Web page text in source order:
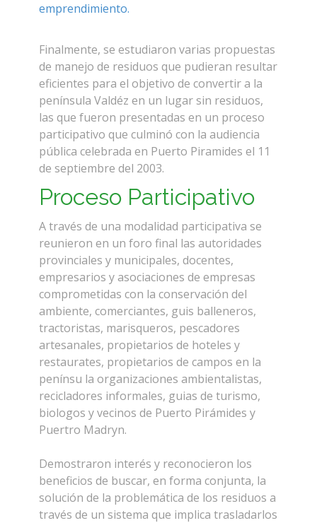
emprendimiento.
Finalmente, se estudiaron varias propuestas
de manejo de residuos que pudieran resultar
eficientes para el objetivo de convertir a la
península Valdéz en un lugar sin residuos,
las que fueron presentadas en un proceso
participativo que culminó con la audiencia
pública celebrada en Puerto Piramides el 11
de septiembre del 2003.
Proceso Participativo
A través de una modalidad participativa se
reunieron en un foro final las autoridades
provinciales y municipales, docentes,
empresarios y asociaciones de empresas
comprometidas con la conservación del
ambiente, comerciantes, guis balleneros,
tractoristas, marisqueros, pescadores
artesanales, propietarios de hoteles y
restaurates, propietarios de campos en la
penínsu la organizaciones ambientalistas,
recicladores informales, guias de turismo,
biologos y vecinos de Puerto Pirámides y
Puertro Madryn.
Demostraron interés y reconocieron los
beneficios de buscar, en forma conjunta, la
solución de la problemática de los residuos a
través de un sistema que implica trasladarlos